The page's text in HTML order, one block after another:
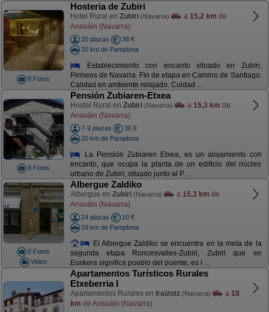
8 Fotos
Hosteria de Zubiri
Hotel Rural en Zubiri (Navarra) a 15,2 km de
Ansoáin (Navarra)
20 plazas
38 €
20 km de Pamplona
Establecimiento con encanto situado en Zubiri,
Pirineos de Navarra. Fin de etapa en Camino de Santiago.
Calidad en ambiente relajado. Cuidad ...
8 Fotos
Pensión Zubiaren-Etxea
Hostal Rural en Zubiri (Navarra) a 15,3 km de
Ansoáin (Navarra)
7-9 plazas
30 €
20 km de Pamplona
La Pensión Zubiaren Etxea, es un alojamiento con
encanto, que ocupa la planta de un edificio del núcleo
urbano de Zubiri, situado junto al P ...
8 Fotos
Video
Albergue Zaldiko
Albergue en Zubiri (Navarra) a 15,3 km de
Ansoáin (Navarra)
24 plazas
10 €
19 km de Pamplona
El Albergue Zaldiko se encuentra en la meta de la
segunda etapa Roncesvalles-Zubiri, Zubiri que en
Euskera significa pueblo del puente, es l ...
Apartamentos Turísticos Rurales
Etxeberria I
Apartamentos Rurales en Iraizotz (Navarra) a 18
km de Ansoáin (Navarra)